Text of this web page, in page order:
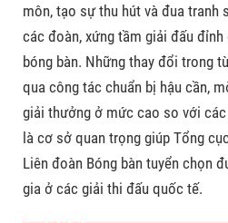
môn, tạo sự thu hút và đua tranh
các đoàn, xứng tầm giải đấu
bóng bàn. Những thay đổi trong
qua công tác chuẩn bị hậu cần,
giải thưởng ở mức cao so với
là cơ sở quan trọng giúp Tổng
Liên đoàn Bóng bàn tuyển chọn
gia ở các giải thi đấu quốc tế.